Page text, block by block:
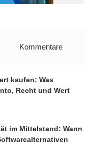
Kommentare
kaufen: Was
Recht und Wert
im Mittelstand: Wann